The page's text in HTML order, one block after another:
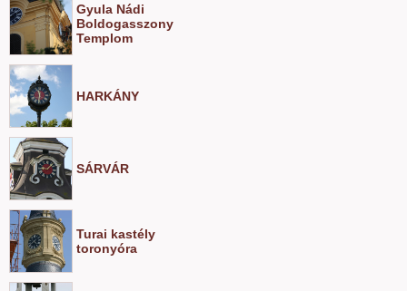
Gyula Nádi
Boldogasszony
Templom
HARKÁNY
SÁRVÁR
Turai kastély
toronyóra